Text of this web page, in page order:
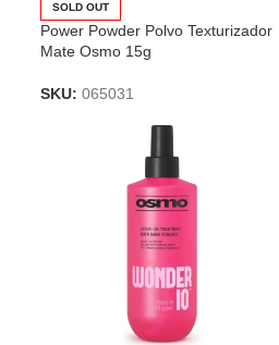
SOLD OUT
Power Powder Polvo Texturizador
Mate Osmo 15g
SKU: 065031